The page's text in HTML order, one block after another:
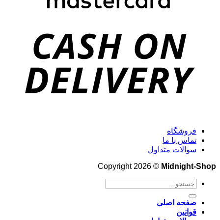
فروشگاه
تماس با ما
سوالات متداول
Copyright 2026 © Midnight-Shop
جستجو
صفحه اصلی
قوانین